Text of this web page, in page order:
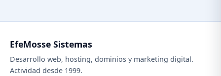
EfeMosse Sistemas
Desarrollo web, hosting, dominios y marketing digital.
Actividad desde 1999.